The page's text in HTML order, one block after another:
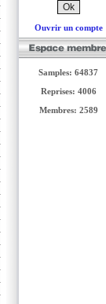
Ouvrir un compte
Samples: 64837
Reprises: 4006
Membres: 2589